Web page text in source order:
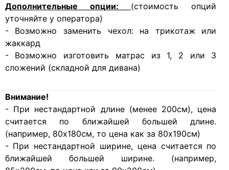
Дополнительные опции: (стоимость опций
уточняйте у оператора)
- Возможно заменить чехол: на трикотаж или
жаккард
- Возможно изготовить матрас из 1, 2 или 3
сложений (складной для дивана)
Внимание!
- При нестандартной длине (менее 200см), цена
считается по ближайшей большей длине.
(например, 80х180см, то цена как за 80х190см)
- При нестандартной ширине, цена считается по
ближайшей большей ширине. (например,